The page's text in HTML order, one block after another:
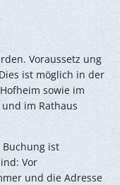
Voraussetz ung
ist möglich in der
sowie im
im Rathaus
ist
Vor
und die Adresse